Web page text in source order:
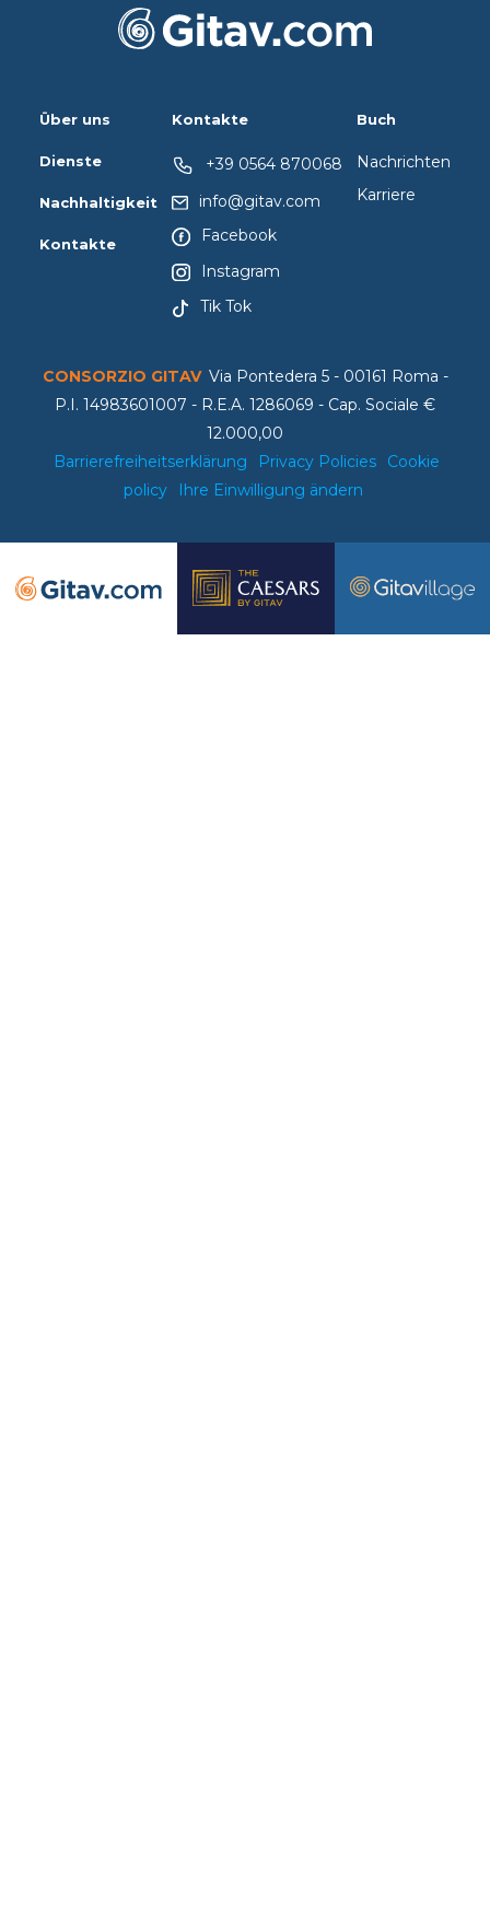
Über uns
Dienste
Nachhaltigkeit
Kontakte
Kontakte
+39 0564 870068
info@gitav.com
Facebook
Instagram
Tik Tok
Buch
Nachrichten
Karriere
CONSORZIO GITAV Via Pontedera 5 - 00161 Roma -
P.I. 14983601007 - R.E.A. 1286069 - Cap. Sociale €
12.000,00
Barrierefreiheitserklärung
Privacy Policies
Cookie
policy
Ihre Einwilligung ändern